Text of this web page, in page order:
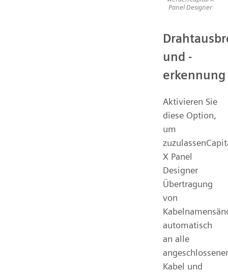
Panel Designer
und -
erkennung
Aktivieren Sie
diese Option,
um
X Panel
Designer
Übertragung
von
automatisch
an alle
Kabel und